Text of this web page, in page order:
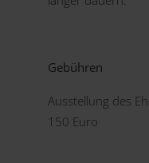
Gebühren
Ausstellung des
150 Euro